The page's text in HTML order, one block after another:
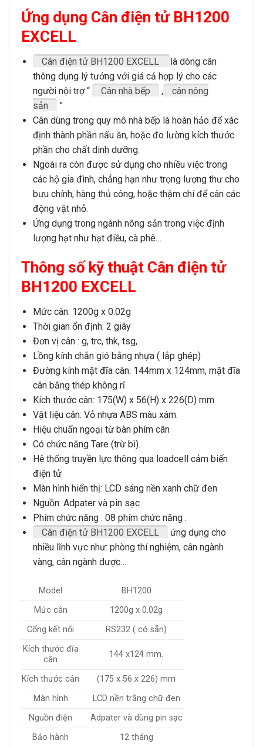
Ứng dụng Cân điện tử BH1200
EXCELL
Cân điện tử BH1200 EXCELL
là dòng cân
thông dụng lý tưởng với giá cả hợp lý cho các
người nội trợ “
Cân nhà bếp ,
cân nông
sản
”
Cân dùng trong quy mô nhà bếp là hoàn hảo để xác
định thành phần nấu ăn, hoặc đo lường kích thước
phần cho chất dinh dưỡng.
Ngoài ra còn được sử dụng cho nhiều việc trong
các hộ gia đình, chẳng hạn như trọng lượng thư cho
bưu chính, hàng thủ công, hoặc thậm chí để cân các
động vật nhỏ.
Ứng dụng trong ngành nông sản trong việc định
lượng hạt như hạt điều, cà phê…
Thông số kỹ thuật Cân điện tử
BH1200 EXCELL
Mức cân: 1200g x 0.02g
Thời gian ổn định: 2 giây
Đơn vị cân : g, trc, thk, tsg,
Lồng kính chắn gió bằng nhựa ( lắp ghép)
Đường kính mặt đĩa cân: 144mm x 124mm, mặt đĩa
cân bằng thép không rỉ
Kích thước cân: 175(W) x 56(H) x 226(D) mm
Vật liệu cân: Vỏ nhựa ABS màu xám.
Hiệu chuẩn ngoại từ bàn phím cân
Có chức năng Tare (trừ bì).
Hệ thống truyền lực thông qua loadcell cảm biến
điện tử
Màn hình hiển thị: LCD sáng nền xanh chữ đen
Nguồn: Adpater và pin sạc
Phím chức năng : 08 phím chức năng .
Cân điện tử BH1200 EXCELL
ứng dụng cho
nhiều lĩnh vực như: phòng thí nghiệm, cân ngành
vàng, cân ngành dược…
Model
BH1200
Mức cân
1200g x 0.02g
Cổng kết nối
RS232 ( có sẵn)
Kích thước đĩa
cân
144 x124 mm.
Kích thước cân
(175 x 56 x 226) mm
Màn hình
LCD nền trắng chữ đen
Nguồn điện
Adpater và dùng pin sạc
Bảo hành
12 tháng